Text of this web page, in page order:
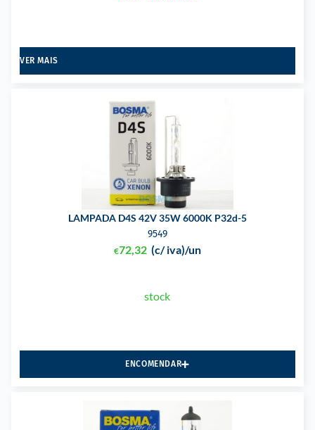
VER MAIS
LAMPADA D4S 42V 35W 6000K P32d-5
9549
€72,32 (c/ iva)/un
stock
ENCOMENDAR